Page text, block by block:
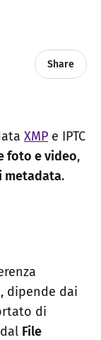
Share
XMP e IPTC
foto e video,
metadata.
dipende dai
di
dal File